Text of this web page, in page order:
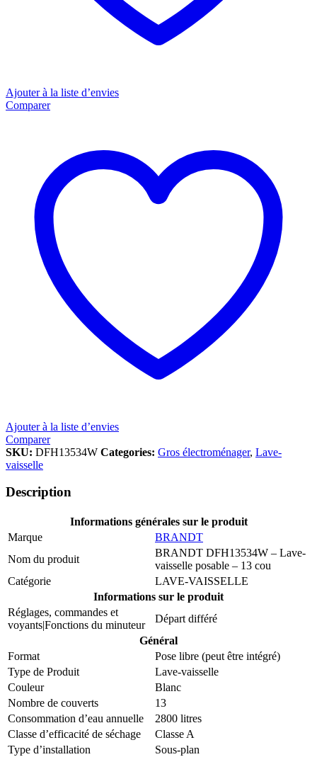
Ajouter à la liste d’envies
Comparer
Ajouter à la liste d’envies
Comparer
SKU: DFH13534W Categories: Gros électroménager, Lave-
vaisselle
Description
Informations générales sur le produit
Marque
BRANDT
Nom du produit
BRANDT DFH13534W – Lave-
vaisselle posable – 13 cou
Catégorie
LAVE-VAISSELLE
Informations sur le produit
Réglages, commandes et
voyants|Fonctions du minuteur
Départ différé
Général
Format
Pose libre (peut être intégré)
Type de Produit
Lave-vaisselle
Couleur
Blanc
Nombre de couverts
13
Consommation d’eau annuelle
2800 litres
Classe d’efficacité de séchage
Classe A
Type d’installation
Sous-plan